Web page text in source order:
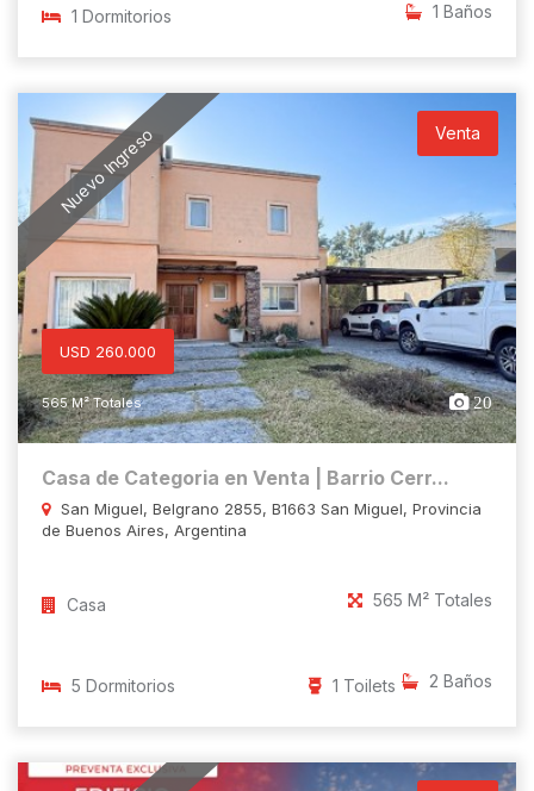
1 Dormitorios 1 Baños
Nuevo Ingreso Venta
USD 260.000
565 M² Totales 20
Casa de Categoria en Venta | Barrio Cerr...
San Miguel, Belgrano 2855, B1663 San Miguel, Provincia
de Buenos Aires, Argentina
Casa 565 M² Totales
5 Dormitorios 2 Baños
1 Toilets